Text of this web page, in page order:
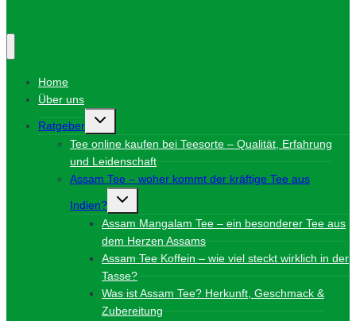
Home
Über uns
Ratgeber
Untermenü
Tee online kaufen bei Teesorte – Qualität, Erfahrung
und Leidenschaft
Assam Tee – woher kommt der kräftige Tee aus
Indien?
Untermenü
Assam Mangalam Tee – ein besonderer Tee aus
dem Herzen Assams
Assam Tee Koffein – wie viel steckt wirklich in der
Tasse?
Was ist Assam Tee? Herkunft, Geschmack &
Zubereitung